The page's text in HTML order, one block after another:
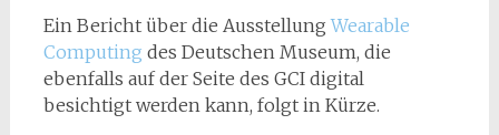
Ein Bericht über die AusstellungWearable
Computing des Deutschen Museum, die
ebenfalls auf der Seite des GCI digital
besichtigt werden kann, folgt in Kürze.